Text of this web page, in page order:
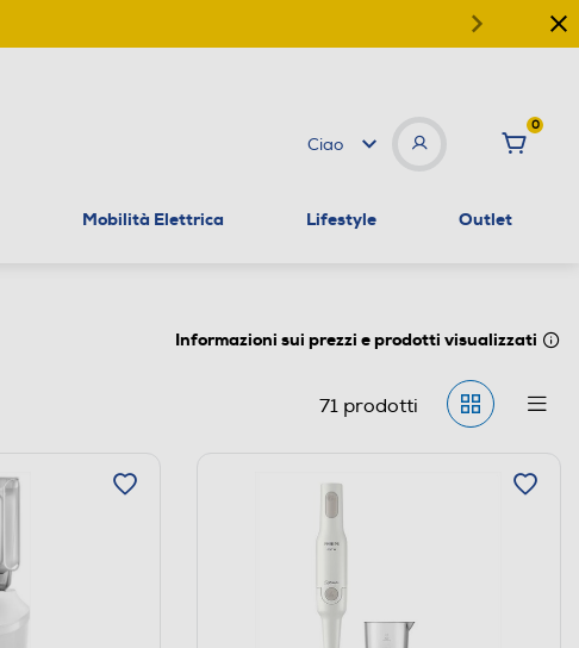
Ciao
0
Mobilità Elettrica Lifestyle Outlet
Informazioni sui prezzi e prodotti visualizzati
71prodotti